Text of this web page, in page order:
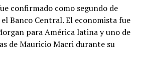
confirmado como segundo de
Banco Central. El economista fue
para América latina y uno de
de Mauricio Macri durante su